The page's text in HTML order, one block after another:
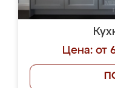
Цена: от